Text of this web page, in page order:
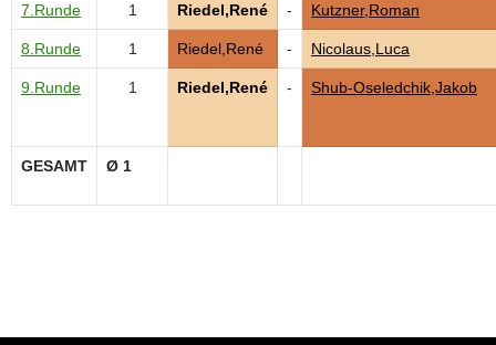
7.Runde 1 Riedel,René - Kutzner,Roman
8.Runde 1 Riedel,René - Nicolaus,Luca
9.Runde 1 Riedel,René - Shub-Oseledchik,Jakob
GESAMT Ø 1